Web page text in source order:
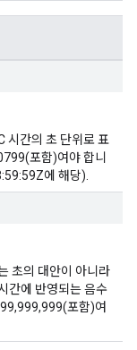
간의 초 단위로 표
포함)여야 합니
에 해당).
초의 대안이 아니라
간에 반영되는 음수
포함)여